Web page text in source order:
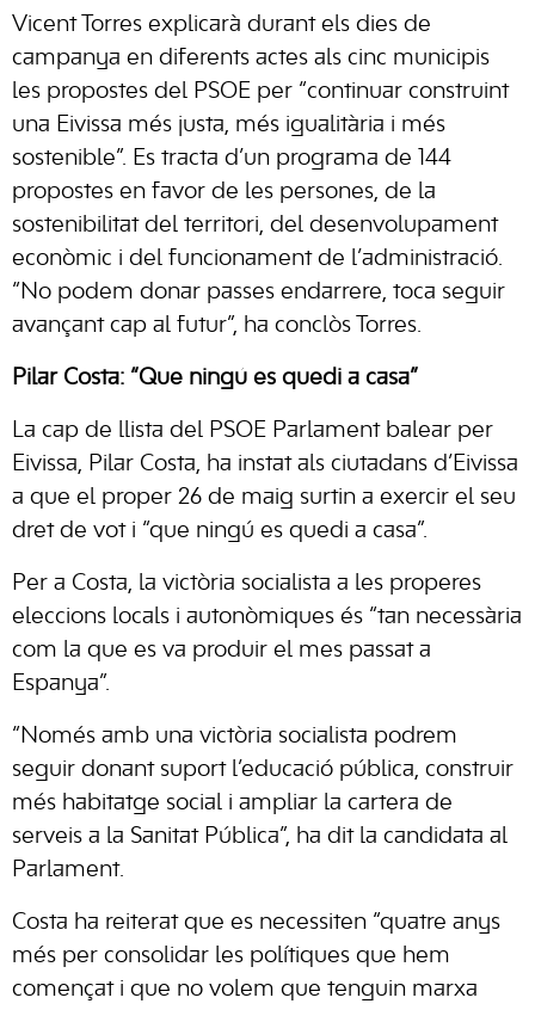
Vicent Torres explicarà durant els dies de
campanya en diferents actes als cinc municipis
les propostes del PSOE per “continuar construint
una Eivissa més justa, més igualitària i més
sostenible”. Es tracta d’un programa de 144
propostes en favor de les persones, de la
sostenibilitat del territori, del desenvolupament
econòmic i del funcionament de l’administració.
“No podem donar passes endarrere, toca seguir
avançant cap al futur”, ha conclòs Torres.
Pilar Costa: “Que ningú es quedi a casa”
La cap de llista del PSOE Parlament balear per
Eivissa, Pilar Costa, ha instat als ciutadans d’Eivissa
a que el proper 26 de maig surtin a exercir el seu
dret de vot i “que ningú es quedi a casa”.
Per a Costa, la victòria socialista a les properes
eleccions locals i autonòmiques és “tan necessària
com la que es va produir el mes passat a
Espanya”.
“Només amb una victòria socialista podrem
seguir donant suport l’educació pública, construir
més habitatge social i ampliar la cartera de
serveis a la Sanitat Pública”, ha dit la candidata al
Parlament.
Costa ha reiterat que es necessiten “quatre anys
més per consolidar les polítiques que hem
començat i que no volem que tenguin marxa